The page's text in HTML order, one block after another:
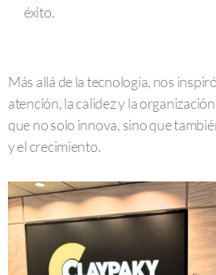
éxito.
Más allá de la tecnología, nos
atención, la calidez y la
que no solo innova, sino que
y el crecimiento.